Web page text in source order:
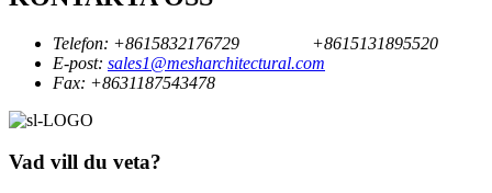
Telefon: +8615832176729
+8615131895520
E-post: sales1@mesharchitectural.com
Fax: +8631187543478
Vad vill du veta?